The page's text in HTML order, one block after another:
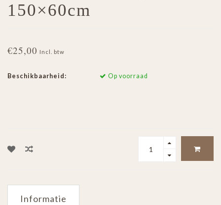
150×60cm
€25,00 Incl. btw
Beschikbaarheid: Op voorraad
Informatie